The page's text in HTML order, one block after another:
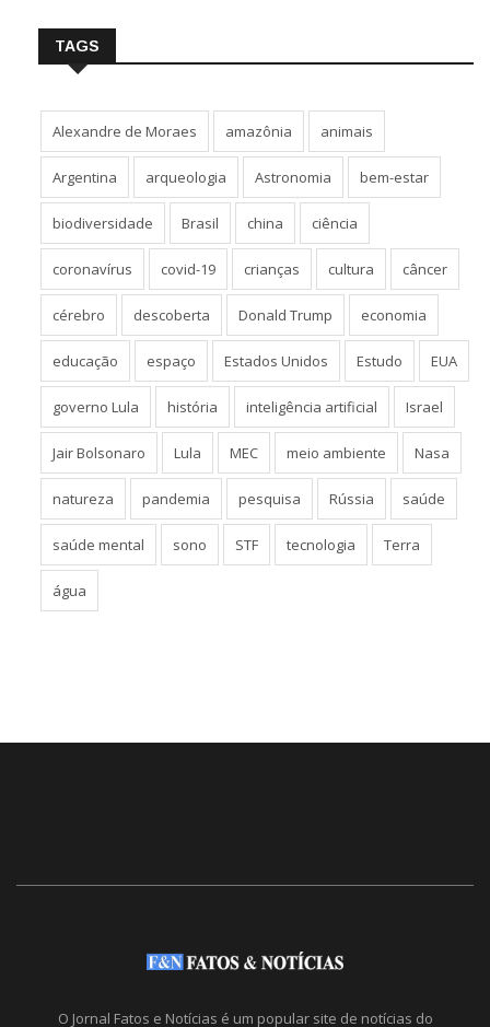
TAGS
Alexandre de Moraes amazônia animais
Argentina arqueologia Astronomia bem-estar
biodiversidade Brasil china ciência
coronavírus covid-19 crianças cultura câncer
cérebro descoberta Donald Trump economia
educação espaço Estados Unidos Estudo EUA
governo Lula história inteligência artificial Israel
Jair Bolsonaro Lula MEC meio ambiente Nasa
natureza pandemia pesquisa Rússia saúde
saúde mental sono STF tecnologia Terra
água
O Jornal Fatos e Notícias é um popular site de notícias do